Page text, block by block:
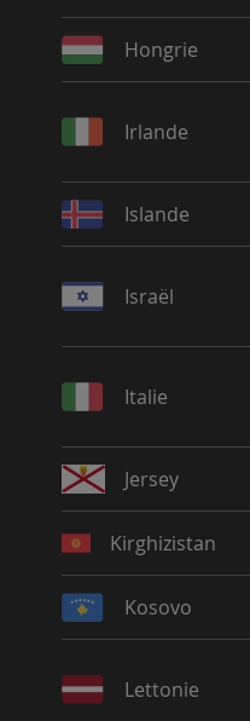
Hongrie
Irlande
Islande
Israël
Italie
Jersey
Kirghizistan
Kosovo
Lettonie